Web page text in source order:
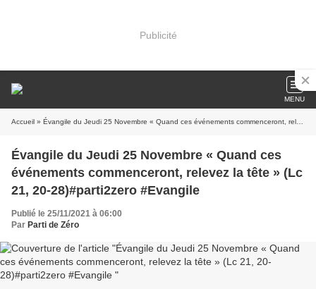
Publicité
MENU
Accueil » Évangile du Jeudi 25 Novembre « Quand ces événements commenceront, relevez la tête » (Lc 21, 20-28)#parti2zero #Evangile
Évangile du Jeudi 25 Novembre « Quand ces
événements commenceront, relevez la tête » (Lc
21, 20-28)#parti2zero #Evangile
Publié le 25/11/2021 à 06:00
Par Parti de Zéro